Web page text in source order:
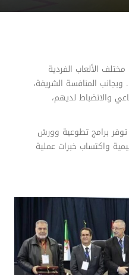
الألعاب الفردية
المنافسة الشريفة،
والانضباط لديهم،
برامج تطوعية وورش
واكتساب خبرات عملية